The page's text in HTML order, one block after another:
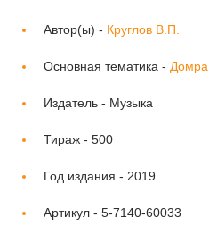
Автор(ы) - Круглов В.П.
Основная тематика - Домра
Издатель - Музыка
Тираж - 500
Год издания - 2019
Артикул - 5-7140-60033